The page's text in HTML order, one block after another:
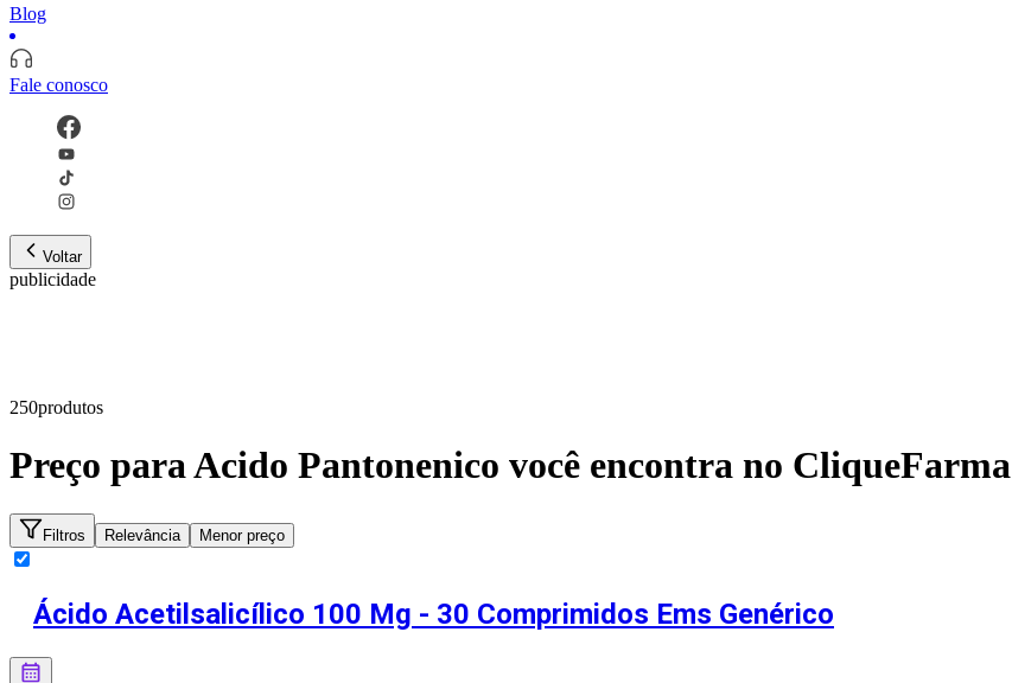
Blog
Fale conosco
Voltar
publicidade
250produtos
Preço paraAcido Pantonenico você encontra no CliqueFarma
Filtros Relevância Menor preço
Ácido Acetilsalicílico 100 Mg - 30 Comprimidos Ems Genérico